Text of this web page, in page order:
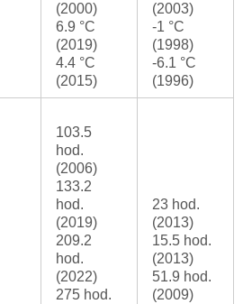
(2000)
6.9 °C
(2019)
4.4 °C
(2015)
(2003)
-1 °C
(1998)
-6.1 °C
(1996)
103.5
hod.
(2006)
133.2
hod.
(2019)
209.2
hod.
(2022)
275 hod.
23 hod.
(2013)
15.5 hod.
(2013)
51.9 hod.
(2009)